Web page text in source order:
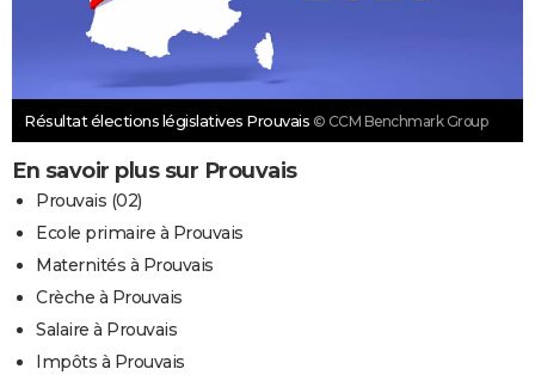
Résultat élections législatives Prouvais © CCM Benchmark Group
En savoir plus sur Prouvais
Prouvais (02)
Ecole primaire à Prouvais
Maternités à Prouvais
Crèche à Prouvais
Salaire à Prouvais
Impôts à Prouvais